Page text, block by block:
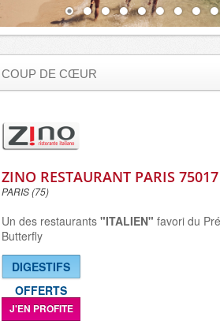
COUP DE CŒUR
ZINO RESTAURANT PARIS 75017
PARIS (75)
Un des restaurants "ITALIEN" favori du
Butterfly
DIGESTIFS
OFFERTS
J'EN PROFITE